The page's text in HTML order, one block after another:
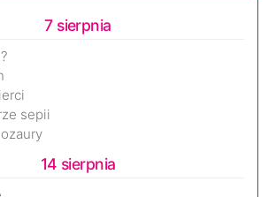
7 sierpnia
sepii
14 sierpnia